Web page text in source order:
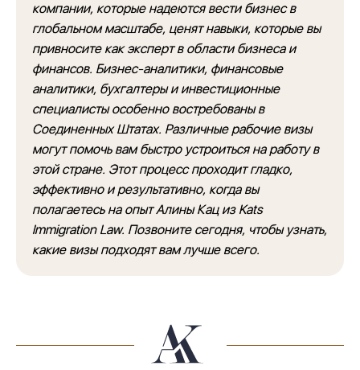
компании, которые надеются вести бизнес в
глобальном масштабе, ценят навыки, которые вы
привносите как эксперт в области бизнеса и
финансов. Бизнес-аналитики, финансовые
аналитики, бухгалтеры и инвестиционные
специалисты особенно востребованы в
Соединенных Штатах. Различные рабочие визы
могут помочь вам быстро устроиться на работу в
этой стране. Этот процесс проходит гладко,
эффективно и результативно, когда вы
полагаетесь на опыт Алины Кац из Kats
Immigration Law. Позвоните сегодня, чтобы узнать,
какие визы подходят вам лучше всего.